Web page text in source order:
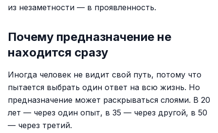
из незаметности — в проявленность.
Почему предназначение не
находится сразу
Иногда человек не видит свой путь, потому что
пытается выбрать один ответ на всю жизнь. Но
предназначение может раскрываться слоями. В 20
лет — через один опыт, в 35 — через другой, в 50
— через третий.